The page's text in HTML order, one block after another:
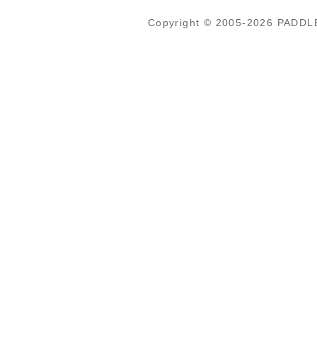
Copyright © 2005-2026